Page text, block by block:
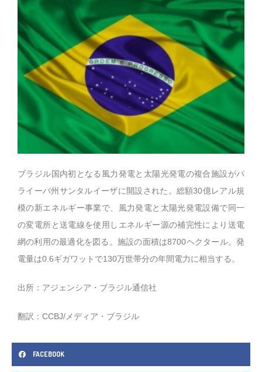
ブラジル国内初となる風力発電と太陽光発電の複合施設がパ
ライーバ州サンタルイーザに開設された。総額30億レアル規
模の新エネルギー事業で、風力発電と太陽光発電設備で同一
の変電所と送電線を使用しエネルギー源の補完性により送電
網の利用の最適化を図る。施設の面積は8700ヘクタール。発
電量は0.6ギガワットで130万世帯分の年間電力に相当する。
出所：アジェンシア・ブラジル通信社
翻訳：CCBJ/メディア・ブラジル
FACEBOOK